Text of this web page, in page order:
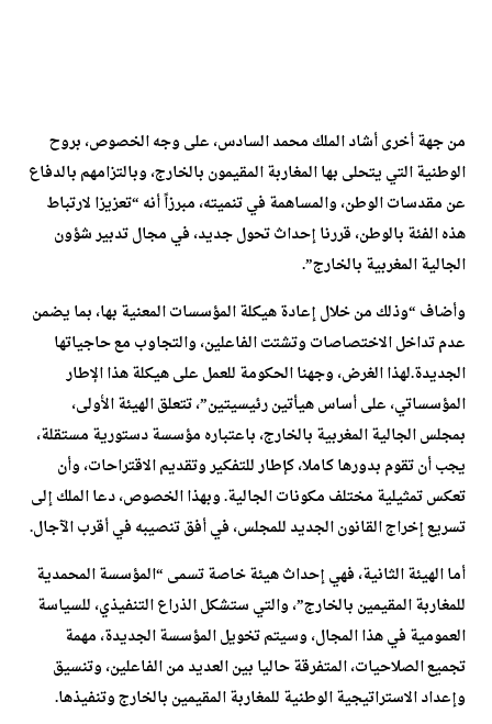
من جهة أخرى أشاد الملك محمد السادس، على وجه الخصوص، بروح
الوطنية التي يتحلى بها المغاربة المقيمون بالخارج، وبالتزامهم بالدفاع
عن مقدسات الوطن، والمساهمة في تنميته، مبرزاً أنه “تعزيزا لارتباط
هذه الفئة بالوطن، قررنا إحداث تحول جديد، في مجال تدبير شؤون
الجالية المغربية بالخارج”.
وأضاف “وذلك من خلال إعادة هيكلة المؤسسات المعنية بها، بما يضمن
عدم تداخل الاختصاصات وتشتت الفاعلين، والتجاوب مع حاجياتها
الجديدة.لهذا الغرض، وجهنا الحكومة للعمل على هيكلة هذا الإطار
المؤسساتي، على أساس هيأتين رئيسيتين”، تتعلق الهيئة الأولى،
بمجلس الجالية المغربية بالخارج، باعتباره مؤسسة دستورية مستقلة،
يجب أن تقوم بدورها كاملا، كإطار للتفكير وتقديم الاقتراحات، وأن
تعكس تمثيلية مختلف مكونات الجالية. وبهذا الخصوص، دعا الملك إلى
تسريع إخراج القانون الجديد للمجلس، في أفق تنصيبه في أقرب الآجال.
أما الهيئة الثانية، فهي إحداث هيئة خاصة تسمى “المؤسسة المحمدية
للمغاربة المقيمين بالخارج”، والتي ستشكل الذراع التنفيذي، للسياسة
العمومية في هذا المجال، وسيتم تخويل المؤسسة الجديدة، مهمة
تجميع الصلاحيات، المتفرقة حاليا بين العديد من الفاعلين، وتنسيق
وإعداد الاستراتيجية الوطنية للمغاربة المقيمين بالخارج وتنفيذها.